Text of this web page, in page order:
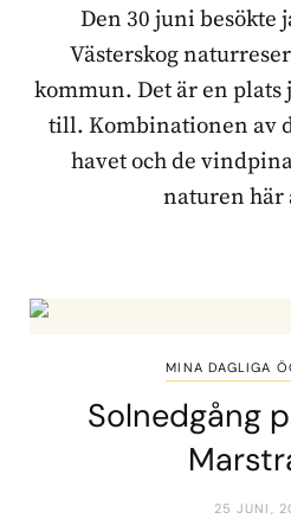
Den 30 juni besökte
Västerskog
kommun. Det är en plats
till. Kombinationen av
havet och de
naturen
MINA DAGLIGA
Solnedgång
25 JUNI,